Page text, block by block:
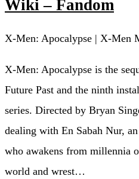
Wiki – Fandom
X-Men: Apocalypse | X-Men
X-Men: Apocalypse is the
Future Past and the ninth
series. Directed by Bryan
dealing with En Sabah Nur,
who awakens from millennia
world and wrest…